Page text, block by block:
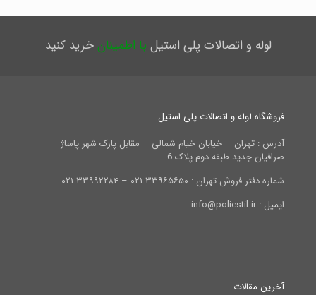
لوله و اتصالات پلی استیل با اطمینانخرید کنید
فروشگاه لوله و اتصالات پلی استیل
آدرس : تهران – خیابان خیام شمالی – مقابل پارک شهر پاساژ
صرافیان جدید طبقه دوم پلاک 6
شماره دفتر فروش تهران : ۳۳۹۶۵۶۵۰ ۰۲۱ – ۳۳۹۹۲۲۸۴ ۰۲۱
ایمیل : info@poliestil.ir
آخرین مقالات